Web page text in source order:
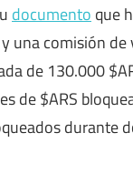
documento que
una comisión
de 130.000
de $ARS
durante